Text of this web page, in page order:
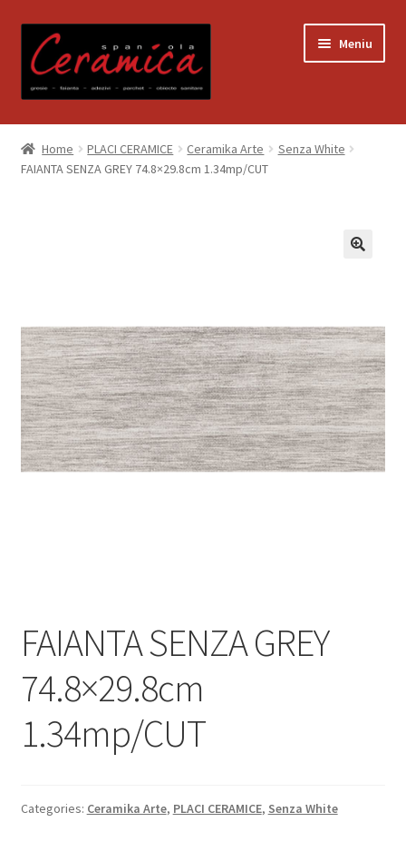
la
navigare
la
conținut
Meniu
Prima pagină
Blog
Despre noi
Informatii
Plata si Livrare
Magazin
Plată
Home PLACI CERAMICE Ceramika Arte
Senza White
FAIANTA SENZA GREY 74.8×29.8cm 1.34mp/CUT
FAIANTA SENZA GREY
74.8×29.8cm
1.34mp/CUT
Categories: Ceramika Arte, PLACI CERAMICE, Senza White